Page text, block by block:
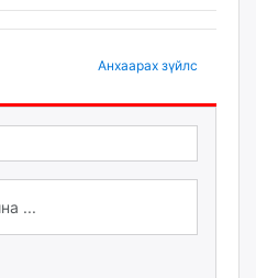
Анхаарах зүйлс